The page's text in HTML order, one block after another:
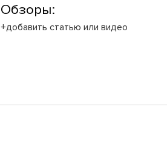
Обзоры:
+добавить статью или видео